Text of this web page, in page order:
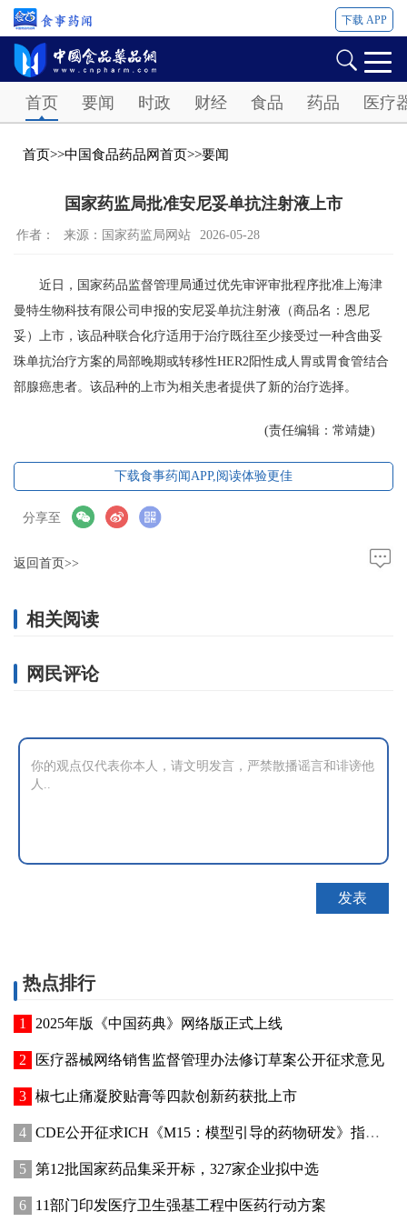
下载 APP
首页 要闻 时政 财经 食品 药品 医疗
首页>>中国食品药品网首页>>要闻
国家药监局批准安尼妥单抗注射液上市
作者： 来源：国家药监局网站 2026-05-28
近日，国家药品监督管理局通过优先审评审批程序批准上海津
曼特生物科技有限公司申报的安尼妥单抗注射液（商品名：恩尼
妥）上市，该品种联合化疗适用于治疗既往至少接受过一种含曲妥
珠单抗治疗方案的局部晚期或转移性HER2阳性成人胃或胃食管结合
部腺癌患者。该品种的上市为相关患者提供了新的治疗选择。
(责任编辑：常靖婕)
下载食事药闻APP,阅读体验更佳
分享至
返回首页>>
相关阅读
网民评论
热点排行
2025年版《中国药典》网络版正式上线
医疗器械网络销售监督管理办法修订草案公开征求意见
椒七止痛凝胶贴膏等四款创新药获批上市
CDE公开征求ICH《M15：模型引导的药物研发》指导原则实施建议和中文翻译稿意见
第12批国家药品集采开标，327家企业拟中选
11部门印发医疗卫生强基工程中医药行动方案